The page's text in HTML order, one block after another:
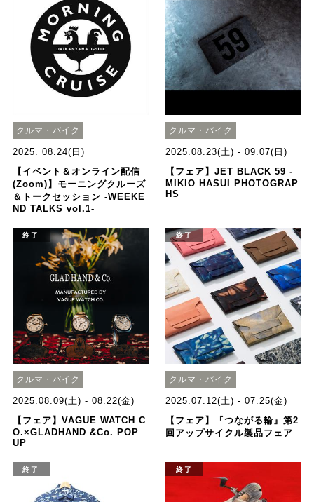
クルマ・バイク
2025. 08.24(日)
【イベント＆オンライン配信
(Zoom)】モーニングクルーズ
＆トークセッション -WEEKE
ND TALKS vol.1-
クルマ・バイク
2025.08.23(土) - 09.07(日)
【フェア】JET BLACK 59 -
MIKIO HASUI PHOTOGRAP
HS
終了
クルマ・バイク
2025.08.09(土) - 08.22(金)
【フェア】VAGUE WATCH C
O.×GLADHAND &Co. POP
UP
終了
クルマ・バイク
2025.07.12(土) - 07.25(金)
【フェア】『つながる輪』第2
回アップサイクル製品フェア
終了 終了